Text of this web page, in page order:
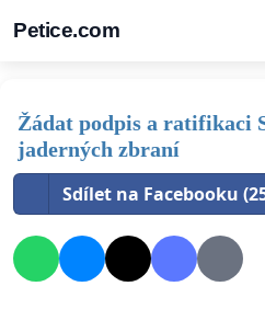
Petice.com
Žádat podpis a ratifikaci
jaderných zbraní
Sdílet na Facebooku